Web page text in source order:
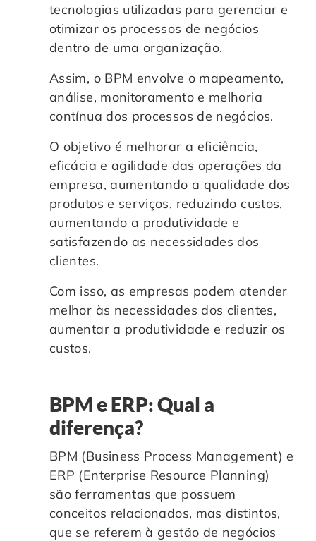
tecnologias utilizadas para gerenciar e
otimizar os processos de negócios
dentro de uma organização.
Assim, o BPM envolve o mapeamento,
análise, monitoramento e melhoria
contínua dos processos de negócios.
O objetivo é melhorar a eficiência,
eficácia e agilidade das operações da
empresa, aumentando a qualidade dos
produtos e serviços, reduzindo custos,
aumentando a produtividade e
satisfazendo as necessidades dos
clientes.
Com isso, as empresas podem atender
melhor às necessidades dos clientes,
aumentar a produtividade e reduzir os
custos.
BPM e ERP: Qual a
diferença?
BPM (Business Process Management) e
ERP (Enterprise Resource Planning)
são ferramentas que possuem
conceitos relacionados, mas distintos,
que se referem à gestão de negócios